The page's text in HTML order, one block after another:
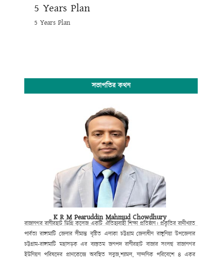
5 Years Plan
5 Years Plan
সভাপতির কথন
K R M Pearuddin Mahmud Chowdhury
রাজানগর রানীরহাট ডিগ্রি কলেজ একটি ঐতিহ্যবাহী শিক্ষা প্রতিষ্ঠান। প্রকৃতির রাণীখ্যাত
পার্বত্য রাঙ্গামাটি জেলার সীমান্ত বৃষ্টিত এলাকা চট্টগ্রাম জেলাধীন রাঙ্গুনিয়া উপজেলার
চট্টগ্রাম-রাঙ্গামাটি মহাসড়ক এর ব্যস্ততম জনপদ রানীরহাট বাজার সংলগ্ন রাজানগর
ইউনিয়ন পরিষদের প্রাণকেন্দ্রে অবস্থিত সবুজ,শ্যামল, নান্দনিক পরিবেশে ৪ একর